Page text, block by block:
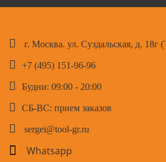
г. Москва. ул. Суздальская, д.
+7 (495) 151-96-96
Будни: 09:00 - 20:00
СБ-ВС: прием заказов
sergei@tool-gr.ru
Whatsapp